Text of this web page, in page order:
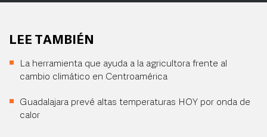
LEE TAMBIÉN
La herramienta que ayuda a la agricultora frente al
cambio climático en Centroamérica
Guadalajara prevé altas temperaturas HOY por onda de
calor